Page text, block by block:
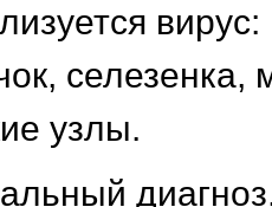
вирус:
селезенка,
узлы.